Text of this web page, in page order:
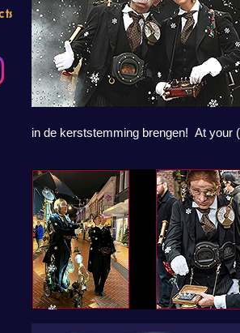
in de kerststemming brengen! At